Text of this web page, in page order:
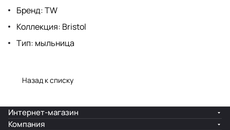
Бренд: TW
Коллекция: Bristol
Тип: мыльница
Назад к списку
Интернет-магазин
Компания